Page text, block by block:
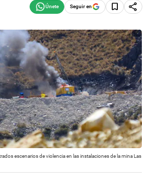
Seguir en
escenarios de violencia en las instalaciones de la mina Las